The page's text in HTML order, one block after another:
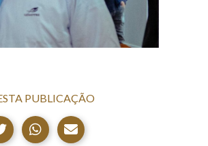
PUBLICAÇÃO